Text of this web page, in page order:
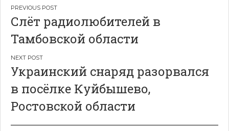
Навигация
по
записям
Слёт радиолюбителей в
Тамбовской области
Украинский снаряд разорвался
в посёлке Куйбышево,
Ростовской области